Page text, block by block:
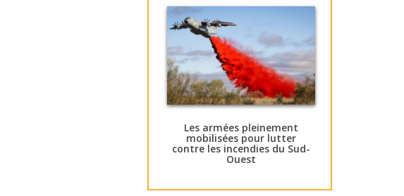
Les armées pleinement
mobilisées pour lutter
contre les incendies du Sud-
Ouest